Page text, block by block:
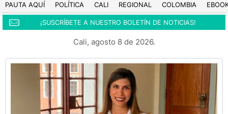
PAUTA AQUÍ POLÍTICA CALI REGIONAL COLOMBIA
¡SUSCRÍBETE A NUESTRO BOLETÍN DE NOTICIAS!
Cali, agosto 8 de 2026.